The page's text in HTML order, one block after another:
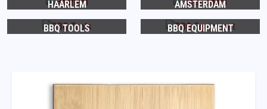
HAARLEM AMSTERDAM
BBQ TOOLS BBQ EQUIPMENT